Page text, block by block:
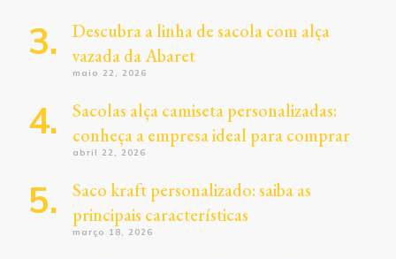
Descubra a linha de sacola com alça
vazada da Abaret
maio 22, 2026
Sacolas alça camiseta personalizadas:
conheça a empresa ideal para comprar
abril 22, 2026
Saco kraft personalizado: saiba as
principais características
março 18, 2026